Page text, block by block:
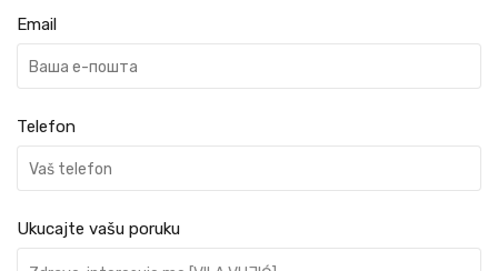
Email
Telefon
Ukucajte vašu poruku